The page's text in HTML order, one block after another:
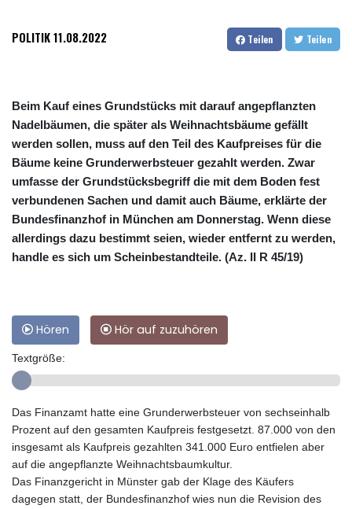
POLITIK11.08.2022 Teilen Teilen
Beim Kauf eines Grundstücks mit darauf angepflanzten
Nadelbäumen, die später als Weihnachtsbäume gefällt
werden sollen, muss auf den Teil des Kaufpreises für die
Bäume keine Grunderwerbsteuer gezahlt werden. Zwar
umfasse der Grundstücksbegriff die mit dem Boden fest
verbundenen Sachen und damit auch Bäume, erklärte der
Bundesfinanzhof in München am Donnerstag. Wenn diese
allerdings dazu bestimmt seien, wieder entfernt zu werden,
handle es sich um Scheinbestandteile. (Az. II R 45/19)
Hören Hör auf zuzuhören
Textgröße:
Das Finanzamt hatte eine Grunderwerbsteuer von sechseinhalb
Prozent auf den gesamten Kaufpreis festgesetzt. 87.000 von den
insgesamt als Kaufpreis gezahlten 341.000 Euro entfielen aber
auf die angepflanzte Weihnachtsbaumkultur.
Das Finanzgericht in Münster gab der Klage des Käufers
dagegen statt, der Bundesfinanzhof wies nun die Revision des